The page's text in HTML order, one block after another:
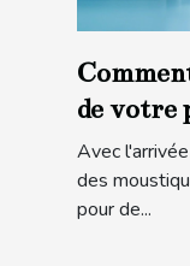
de votre
Avec
des
pour de...